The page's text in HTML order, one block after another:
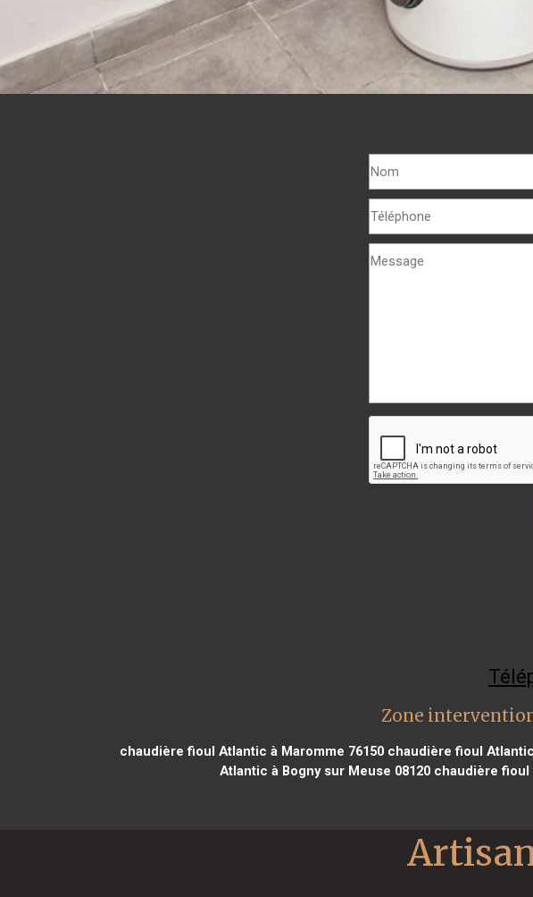
Zone
chaudière fioul Atlantic à Maromme 76150chaudière fioul
Atlantic à Bogny sur Meuse 08120chaudière fioul